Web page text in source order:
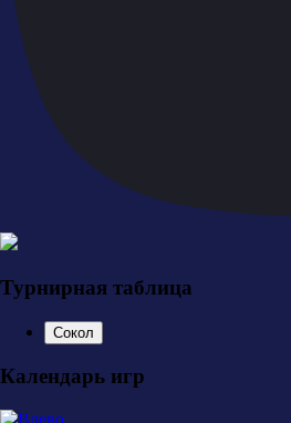
Турнирная таблица
Сокол
Календарь игр